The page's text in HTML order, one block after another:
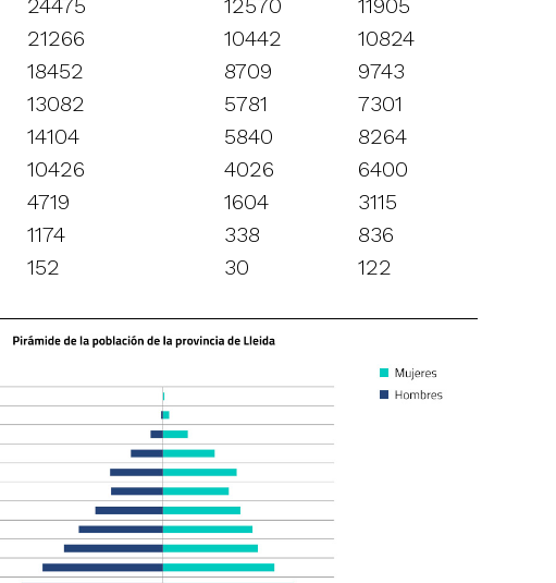
21266 10442
10824
18452 8709
9743
13082 5781
7301
14104 5840
8264
10426 4026
6400
4719 1604
3115
1174 338
836
152 30 122